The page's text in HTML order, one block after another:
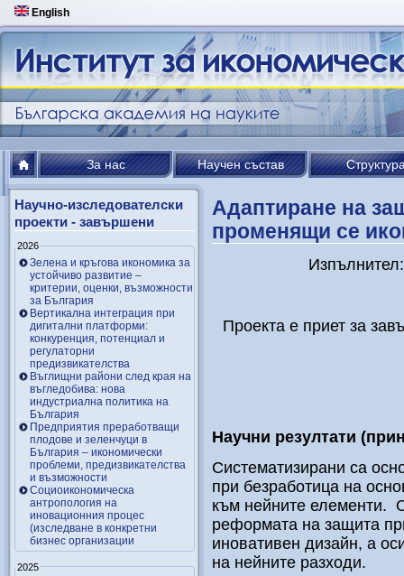
English
За нас Научен състав
Научно-изследователски
проекти - завършени
2026
Зелена и кръгова икономика за
устойчиво развитие –
критерии, оценки, възможности
за България
Вертикална интеграция при
дигитални платформи:
конкуренция, потенциал и
регулаторни
предизвикателства
Въглищни райони след края на
въгледобива: нова
индустриална политика на
България
Предприятия преработващи
плодове и зеленчуци в
България – икономически
проблеми, предизвикателства
и възможности
Социоикономическа
антропология на
иновационния процес
(изследване в конкретни
бизнес организации
2025
Адаптиране на
променящи се
Проекта е приет за
Научни резултати
Систематизирани са
при безработица на
към нейните елементи.
реформата на защита
иновативен дизайн, а
на нейните разходи.